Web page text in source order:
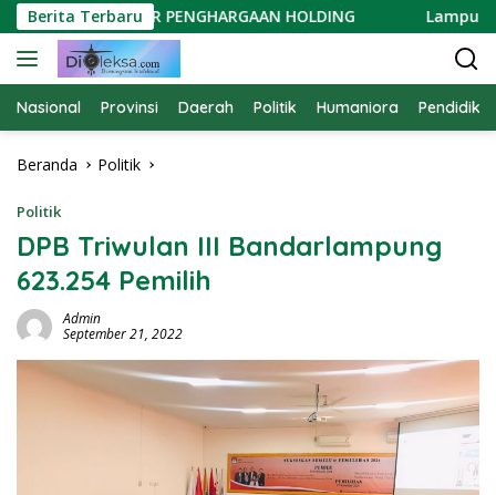
Langsung
ke
konten
Berita Terbaru
DIGANJAR PENGHARGAAN HOLDING Lampung
Nasional Provinsi Daerah Politik Humaniora
Beranda Politik
Politik
DPB Triwulan III Bandarlampung
623.254 Pemilih
Admin
September 21, 2022